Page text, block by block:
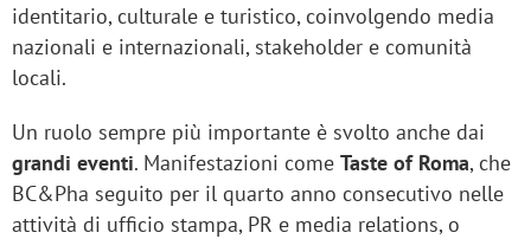
identitario, culturale e turistico, coinvolgendo media
nazionali e internazionali, stakeholder e comunità
locali.
Un ruolo sempre più importante è svolto anche dai
grandi eventi. Manifestazioni come Taste of Roma, che
BC&Pha seguito per il quarto anno consecutivo nelle
attività di ufficio stampa, PR e media relations, o